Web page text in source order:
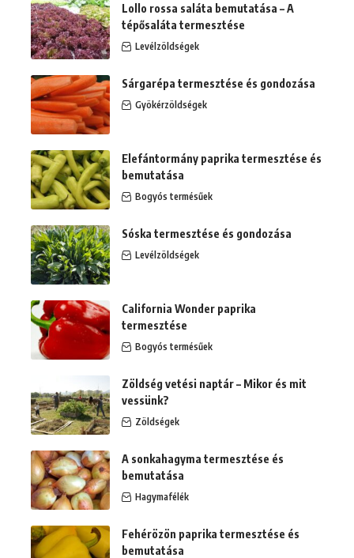
Lollo rossa saláta bemutatása – A
tépősaláta termesztése
Levélzöldségek
Sárgarépa termesztése és gondozása
Gyökérzöldségek
Elefántormány paprika termesztése és
bemutatása
Bogyós termésűek
Sóska termesztése és gondozása
Levélzöldségek
California Wonder paprika
termesztése
Bogyós termésűek
Zöldség vetési naptár – Mikor és mit
vessünk?
Zöldségek
A sonkahagyma termesztése és
bemutatása
Hagymafélék
Fehérözön paprika termesztése és
bemutatása